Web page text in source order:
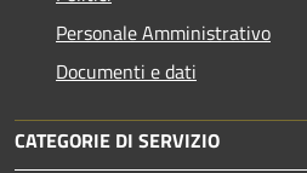
Personale Amministrativo
Documenti e dati
CATEGORIE DI SERVIZIO